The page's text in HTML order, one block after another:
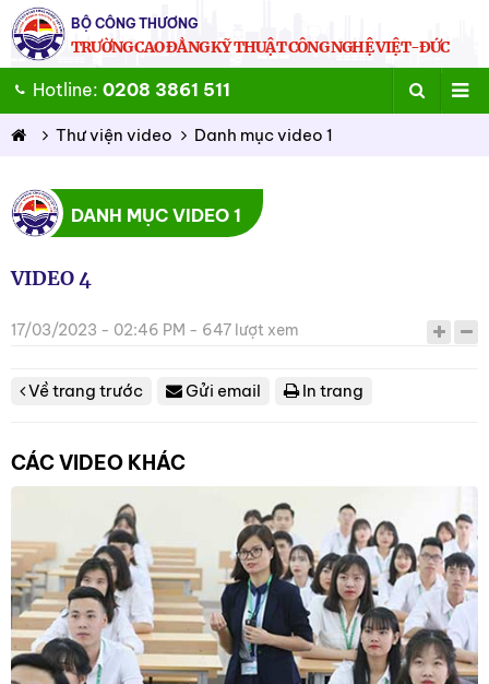
BỘ CÔNG THƯƠNG
TRƯỜNG CAO ĐẲNG KỸ THUẬT CÔNG NGHỆ VIỆT-ĐỨC
Hotline: 0208 3861 511
Thư viện video Danh mục video 1
DANH MỤC VIDEO 1
VIDEO 4
17/03/2023 - 02:46 PM - 647 lượt xem
Về trang trước Gửi email In trang
CÁC VIDEO KHÁC